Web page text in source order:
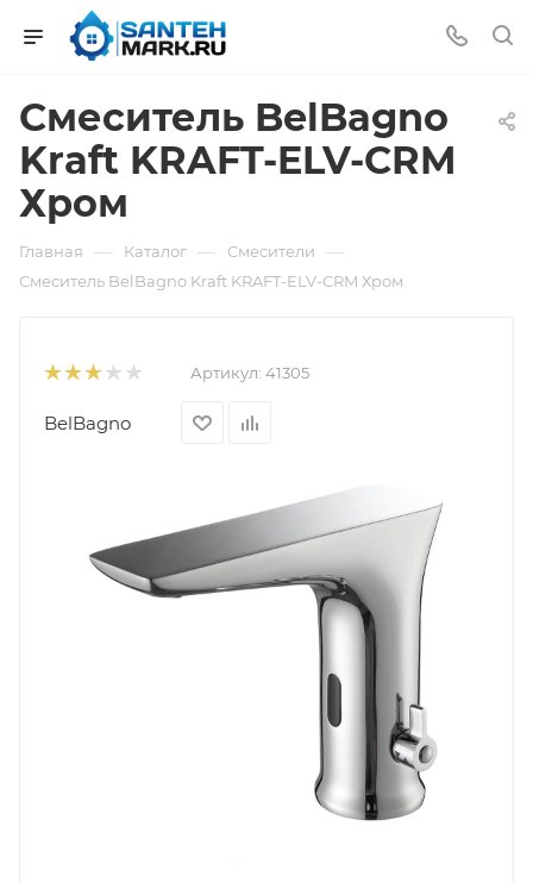
Смеситель BelBagno
Kraft KRAFT-ELV-CRM
Хром
Главная — Каталог — Смесители —
Смеситель BelBagno Kraft KRAFT-ELV-CRM Хром
Артикул: 41305
BelBagno